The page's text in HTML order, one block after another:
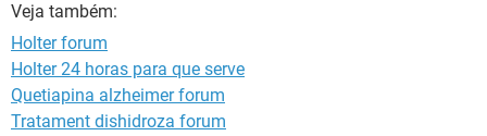
GLOSSÁRIO
Veja também:
Holter forum
Holter 24 horas para que serve
Quetiapina alzheimer forum
Tratament dishidroza forum